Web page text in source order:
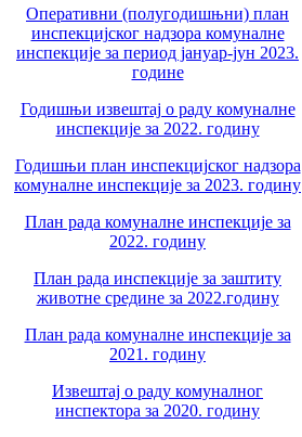
Оперативни (полугодишњни) план
инспекцијског надзора комуналне
инспекције за период јануар-јун 2023.
године
Годишњи извештај о раду комуналне
инспекције за 2022. годину
Годишњи план инспекцијског надзора
комуналне инспекције за 2023. годину
План рада комуналне инспекције за
2022. годину
План рада инспекције за заштиту
животне средине за 2022.годину
План рада комуналне инспекције за
2021. годину
Извештај о раду комуналног
инспектора за 2020. годину